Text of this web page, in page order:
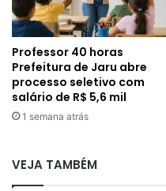
Professor 40 horas
Prefeitura de Jaru abre
processo seletivo com
salário de R$ 5,6 mil
1 semana atrás
VEJA TAMBÉM